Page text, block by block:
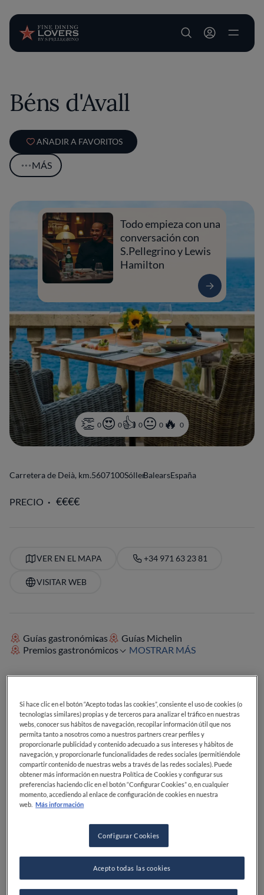
User account
Béns d'Avall
AÑADIR A FAVORITOS
MÁS
0 0 0 0 0
Todo empieza con una
conversación con
S.Pellegrino y Lewis
Hamilton
Carretera de Deià, km.5607100SóllerBalearsEspaña
PRECIO
VER EN EL MAPA +34 971 63 23 81
VISITAR WEB
Guías gastronómicas
Guías Michelin
Premios gastronómicos
MOSTRAR MÁS
SERVICIOS
Cócteles
Postres deliciosos
Ideal para el almuerzo
Ideal para la cena
Carta de cervezas
Carta de vinos
Vegetariano
Terraza exterior
Si hace clic en el botón “Acepto todas las cookies”, consiente el uso de cookies (o
tecnologías similares) propias y de terceros para analizar el tráfico en nuestras
webs, conocer sus hábitos de navegación, recopilar información útil que nos
permita tanto a nosotros como a nuestros partners crear perfiles y
proporcionarle publicidad y contenido adecuado a sus intereses y hábitos de
navegación, y proporcionarle funcionalidades de redes sociales (permitiéndole
compartir contenido de nuestras webs a través de las redes sociales). Puede
obtener más información en nuestra Política de Cookies y configurar sus
preferencias haciendo clic en el botón “Configurar Cookies” o, en cualquier
momento, accediendo al enlace de configuración de cookies en nuestra
web. Más información
Configurar Cookies
Acepto todas las cookies